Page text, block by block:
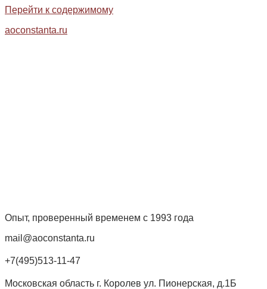
Перейти к содержимому
aoconstanta.ru
Опыт, проверенный временем с 1993 года
mail@aoconstanta.ru
+7(495)513-11-47
Московская область г. Королев ул. Пионерская, д.1Б